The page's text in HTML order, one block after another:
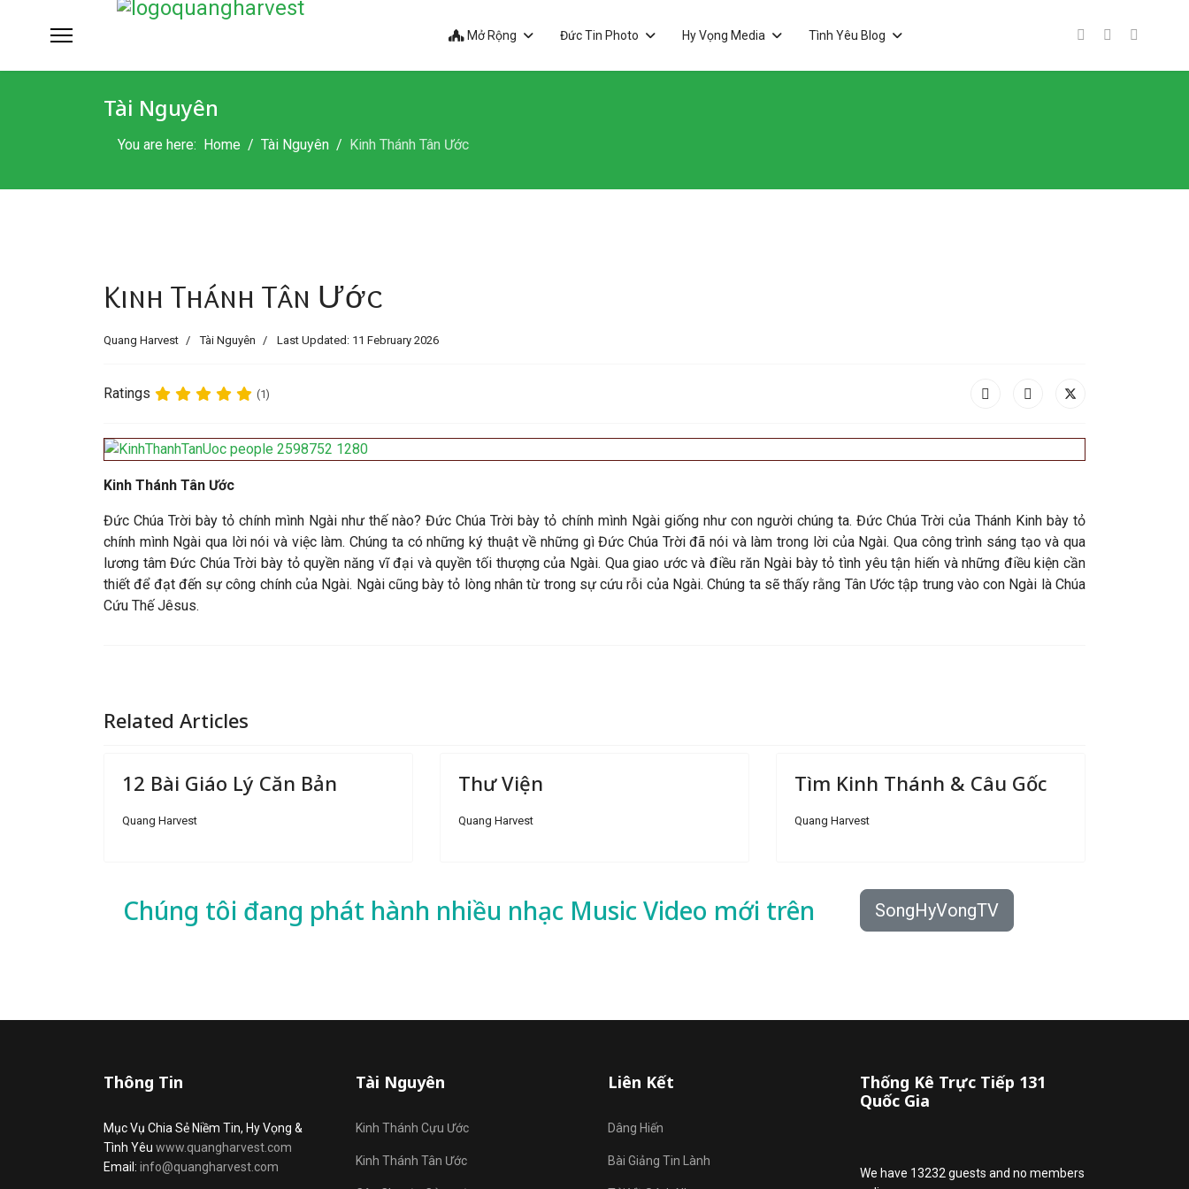
Mở Rộng Đức Tin Photo Hy Vọng Media Tình Yêu Blog
Tài Nguyên
You are here: Home Tài Nguyên Kinh Thánh Tân Ước
Kinh Thánh Tân Ước
Quang Harvest Tài Nguyên Last Updated: 11 February 2026
Ratings (1)
Kinh Thánh Tân Ước
Đức Chúa Trời bày tỏ chính mình Ngài như thế nào? Đức Chúa Trời bày tỏ chính mình Ngài giống như con người chúng ta. Đức Chúa Trời của Thánh Kinh bày tỏ
chính mình Ngài qua lời nói và việc làm. Chúng ta có những ký thuật về những gì Đức Chúa Trời đã nói và làm trong lời của Ngài. Qua công trình sáng tạo và qua
lương tâm Đức Chúa Trời bày tỏ quyền năng vĩ đại và quyền tối thượng của Ngài. Qua giao ước và điều răn Ngài bày tỏ tình yêu tận hiến và những điều kiện cần
thiết để đạt đến sự công chính của Ngài. Ngài cũng bày tỏ lòng nhân từ trong sự cứu rỗi của Ngài. Chúng ta sẽ thấy rằng Tân Ước tập trung vào con Ngài là Chúa
Cứu Thế Jêsus.
Related Articles
12 Bài Giáo Lý Căn Bản
Quang Harvest
Thư Viện
Quang Harvest
Tìm Kinh Thánh & Câu Gốc
Quang Harvest
Chúng tôi đang phát hành nhiều nhạc Music Video mới trên SongHyVongTV
Thông Tin
Mục Vụ Chia Sẻ Niềm Tin, Hy Vọng &
Tình Yêu www.quangharvest.com
Email: info@quangharvest.com
Tài Nguyên
Kinh Thánh Cựu Ước
Kinh Thánh Tân Ước
Liên Kết
Dâng Hiến
Bài Giảng Tin Lành
Thống Kê Trực Tiếp 131
Quốc Gia
We have 13232 guests and no members